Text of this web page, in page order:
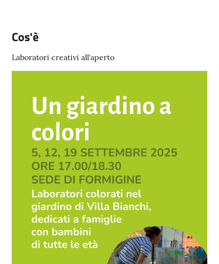
Seguici
su
Cos'è
Laboratori creativi all'aperto